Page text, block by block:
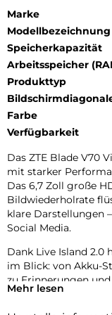
Marke
Modellbezeichnung
Speicherkapazität
Arbeitsspeicher
Produkttyp
Farbe
Verfügbarkeit
Das ZTE Blade V70
mit starker
Das 6,7 Zoll große
Bildwiederholrate
klare Darstellungen
Social Media.
Dank Live Island
im Blick: von Akku-
zu Erinnerungen
Mehr lesen